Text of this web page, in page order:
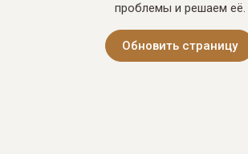
проблемы и решаем её.
Обновить страницу